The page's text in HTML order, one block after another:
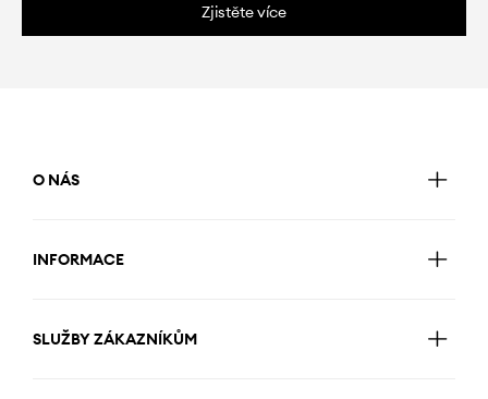
Zjistěte více
O NÁS
INFORMACE
SLUŽBY ZÁKAZNÍKŮM